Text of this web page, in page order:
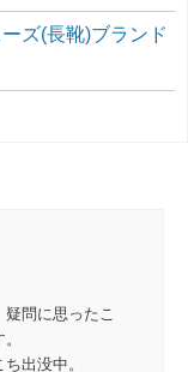
ズ(長靴)ブランド
問に思ったこ
出没中。